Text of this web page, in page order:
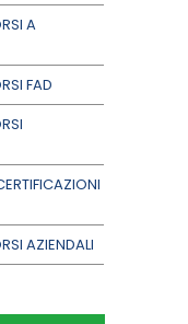
A
FAD
AZIENDALI